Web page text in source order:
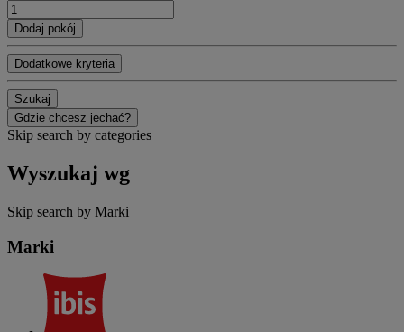
Dodaj pokój
Dodatkowe kryteria
Szukaj
Gdzie chcesz jechać?
Skip search by categories
Wyszukaj wg
Skip search by Marki
Marki